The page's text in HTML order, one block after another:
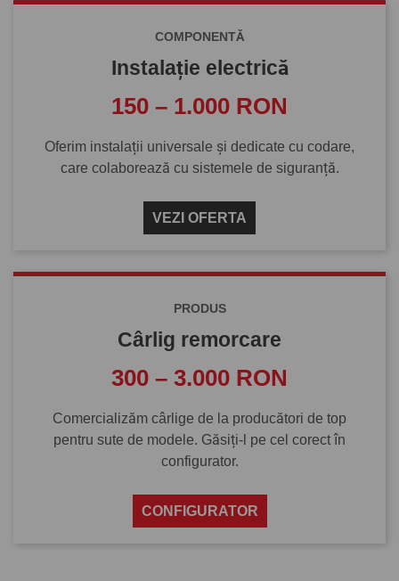
COMPONENTĂ
Instalație electrică
150 – 1.000 RON
Oferim instalații universale și dedicate cu codare,
care colaborează cu sistemele de siguranță.
VEZI OFERTA
PRODUS
Cârlig remorcare
300 – 3.000 RON
Comercializăm cârlige de la producători de top
pentru sute de modele. Găsiți-l pe cel corect în
configurator.
CONFIGURATOR